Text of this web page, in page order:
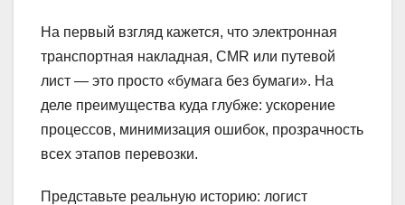
На первый взгляд кажется, что электронная
транспортная накладная, CMR или путевой
лист — это просто «бумага без бумаги». На
деле преимущества куда глубже: ускорение
процессов, минимизация ошибок, прозрачность
всех этапов перевозки.
Представьте реальную историю: логист